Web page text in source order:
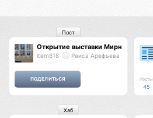
Открытие выставки Мирный атом
item818 Раиса Арефьева
Пост
Посты
45
Хаб